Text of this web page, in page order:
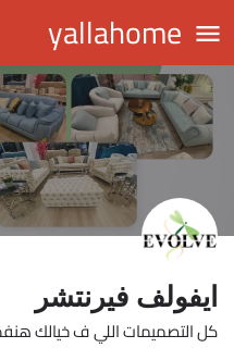
yallahome
ايفولف فيرنتشر
كل التصميمات اللي ف خيالك